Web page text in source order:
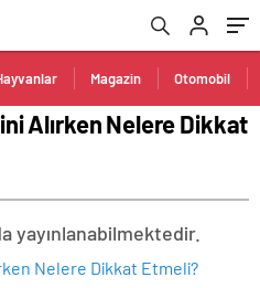
Magazin Otomobil
Alırken Nelere Dikkat
yayınlanabilmektedir.